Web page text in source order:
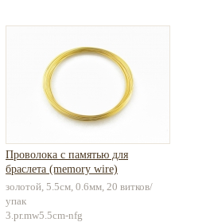
Проволока с памятью для
браслета (memory wire)
золотой, 5.5см, 0.6мм, 20 витков/
упак
3.pr.mw5.5cm-nfg